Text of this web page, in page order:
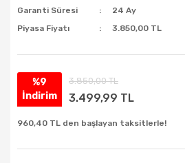
Garanti Süresi
24 Ay
Piyasa Fiyatı
3.850,00 TL
%9
İndirim
3.850,00 TL
3.499,99 TL
960,40 TL den başlayan taksitlerle!